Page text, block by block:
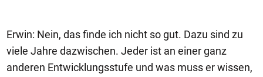
Erwin: Nein, das finde ich nicht so gut. Dazu sind zu
viele Jahre dazwischen. Jeder ist an einer ganz
anderen Entwicklungsstufe und was muss er wissen,